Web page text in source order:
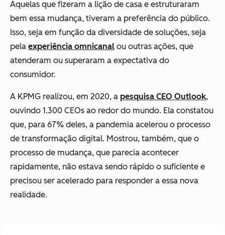
Aquelas que fizeram a lição de casa e estruturaram
bem essa mudança, tiveram a preferência do público.
Isso, seja em função da diversidade de soluções, seja
pela experiência omnicanal ou outras ações, que
atenderam ou superaram a expectativa do
consumidor.
A KPMG realizou, em 2020, a pesquisa CEO Outlook,
ouvindo 1.300 CEOs ao redor do mundo. Ela constatou
que, para 67% deles, a pandemia acelerou o processo
de transformação digital. Mostrou, também, que o
processo de mudança, que parecia acontecer
rapidamente, não estava sendo rápido o suficiente e
precisou ser acelerado para responder a essa nova
realidade.